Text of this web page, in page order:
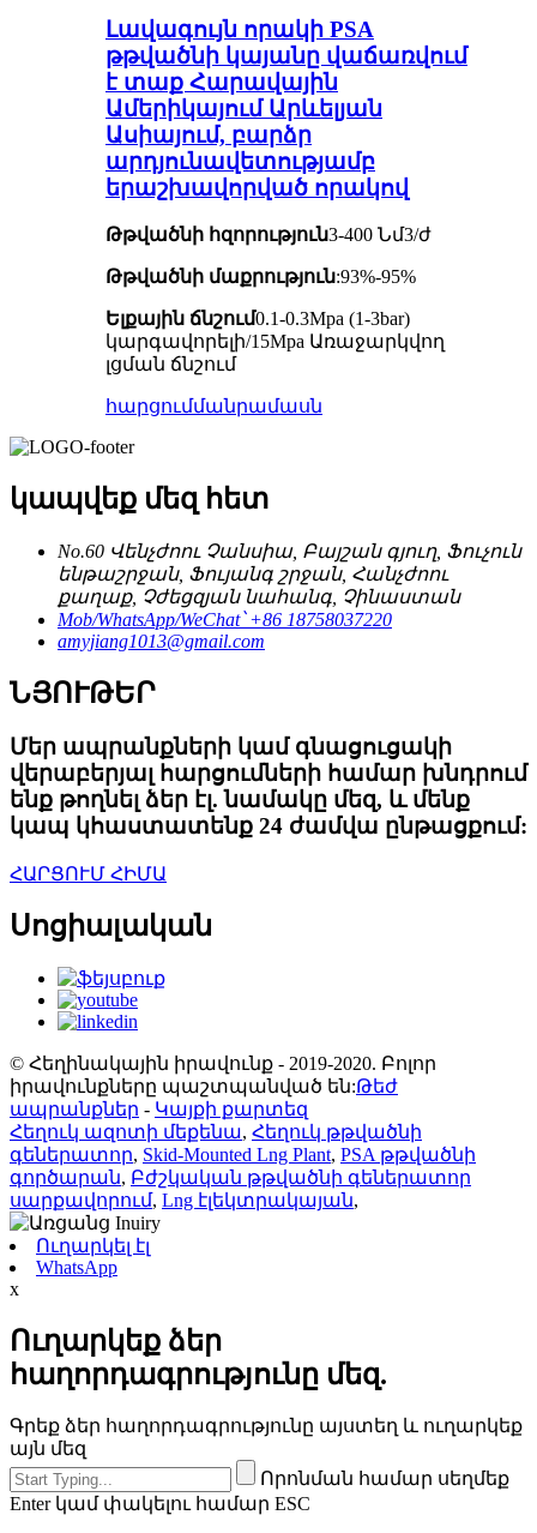
Լավագույն որակի PSA
թթվածնի կայանը վաճառվում
է տաք Հարավային
Ամերիկայում Արևելյան
Ասիայում, բարձր
արդյունավետությամբ
երաշխավորված որակով
Թթվածնի հզորություն3-400 Նմ3/ժ
Թթվածնի մաքրություն:93%-95%
Ելքային ճնշում0.1-0.3Mpa (1-3bar)
կարգավորելի/15Mpa Առաջարկվող
լցման ճնշում
հարցումմանրամասն
կապվեք մեզ հետ
No.60 Վենչժոու Չանսիա, Բայշան գյուղ, Ֆուչուն
ենթաշրջան, Ֆույանգ շրջան, Հանչժոու
քաղաք, Չժեցզյան նահանգ, Չինաստան
Mob/WhatsApp/WeChat՝ +86 18758037220
amyjiang1013@gmail.com
ՆՅՈՒԹԵՐ
Մեր ապրանքների կամ գնացուցակի
վերաբերյալ հարցումների համար խնդրում
ենք թողնել ձեր էլ. նամակը մեզ, և մենք
կապ կհաստատենք 24 ժամվա ընթացքում:
ՀԱՐՑՈՒՄ ՀԻՄԱ
Սոցիալական
© Հեղինակային իրավունք - 2019-2020. Բոլոր
իրավունքները պաշտպանված են:Թեժ
ապրանքներ - Կայքի քարտեզ
Հեղուկ ազոտի մեքենա, Հեղուկ թթվածնի
գեներատոր, Skid-Mounted Lng Plant, PSA թթվածնի
գործարան, Բժշկական թթվածնի գեներատոր
սարքավորում, Lng էլեկտրակայան,
Ուղարկել էլ
WhatsApp
x
Ուղարկեք ձեր
հաղորդագրությունը մեզ.
Գրեք ձեր հաղորդագրությունը այստեղ և ուղարկեք
այն մեզ
Որոնման համար սեղմեք
Enter կամ փակելու համար ESC